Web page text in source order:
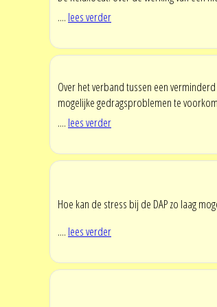
.... lees verder
Over het verband tussen een
mogelijke gedragsproblemen te
.... lees verder
Hoe kan de stress bij de DAP zo laag
.... lees verder